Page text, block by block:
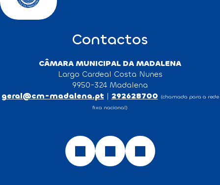
Contactos
CÂMARA MUNICIPAL DA MADALENA
Largo Cardeal Costa Nunes
9950-324 Madalena
geral@cm-madalena.pt | 292628700 (chamada para a rede
fixa nacional)